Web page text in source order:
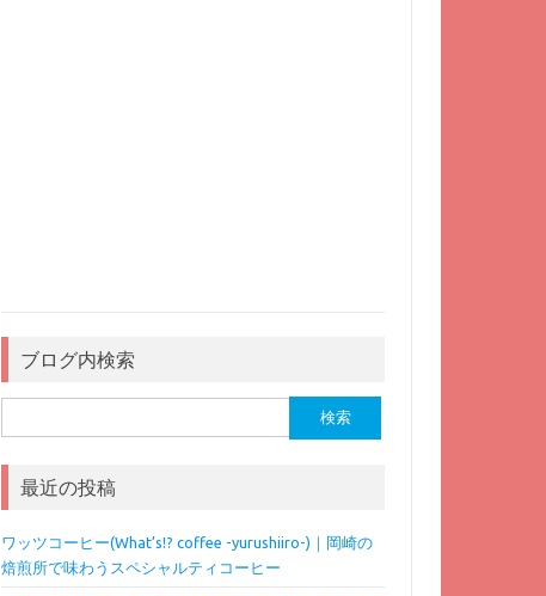
ブログ内検索
索:
最近の投稿
ワッツコーヒー(What’s!? coffee -yurushiiro-)｜岡崎の
焙煎所で味わうスペシャルティコーヒー